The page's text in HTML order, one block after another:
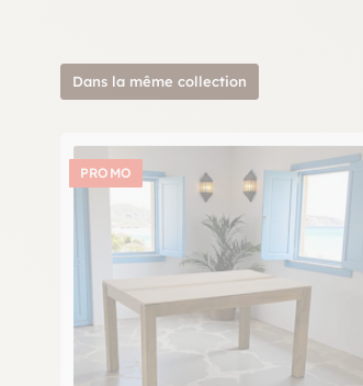
Dans la même collection
PROMO